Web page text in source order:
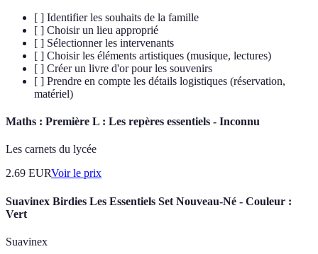
[ ] Identifier les souhaits de la famille
[ ] Choisir un lieu approprié
[ ] Sélectionner les intervenants
[ ] Choisir les éléments artistiques (musique, lectures)
[ ] Créer un livre d'or pour les souvenirs
[ ] Prendre en compte les détails logistiques (réservation,
matériel)
Maths : Première L : Les repères essentiels - Inconnu
Les carnets du lycée
2.69 EURVoir le prix
Suavinex Birdies Les Essentiels Set Nouveau-Né - Couleur :
Vert
Suavinex